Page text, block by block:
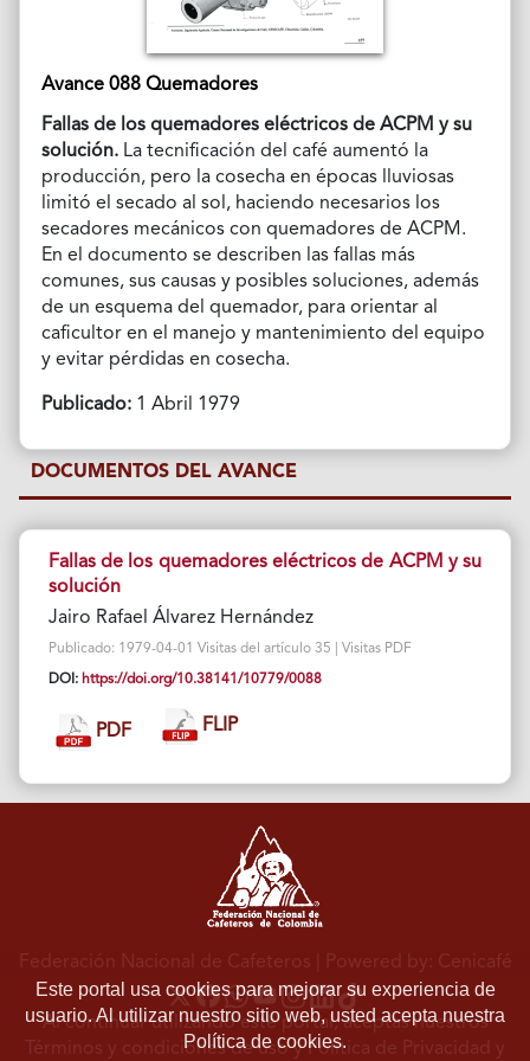
Avance 088 Quemadores
Fallas de los quemadores eléctricos de ACPM y su
solución. La tecnificación del café aumentó la
producción, pero la cosecha en épocas lluviosas
limitó el secado al sol, haciendo necesarios los
secadores mecánicos con quemadores de ACPM.
En el documento se describen las fallas más
comunes, sus causas y posibles soluciones, además
de un esquema del quemador, para orientar al
caficultor en el manejo y mantenimiento del equipo
y evitar pérdidas en cosecha.
Publicado:1 Abril 1979
DOCUMENTOS DEL AVANCE
Fallas de los quemadores eléctricos de ACPM y su
solución
Jairo Rafael Álvarez Hernández
Publicado: 1979-04-01 Visitas del artículo 35 | Visitas PDF
DOI: https://doi.org/10.38141/10779/0088
PDF FLIP
Este portal usa cookies para mejorar su experiencia de
usuario. Al utilizar nuestro sitio web, usted acepta nuestra
Política de cookies.
Federación Nacional de Cafeteros | Powered by: Cenicafé
Al continuar utilizando este portal, aceptas nuestros
Términos y condiciones de usoyPolítica de Privacidad y